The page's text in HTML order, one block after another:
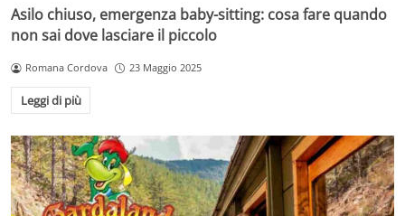
Asilo chiuso, emergenza baby-sitting: cosa fare quando
non sai dove lasciare il piccolo
Romana Cordova 23 Maggio 2025
Leggi di più